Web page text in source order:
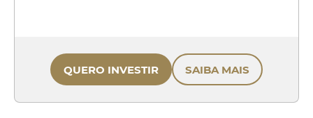
QUERO INVESTIR SAIBA MAIS